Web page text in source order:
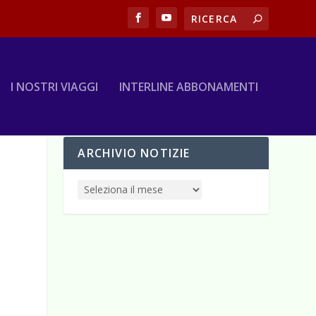
I NOSTRI VIAGGI INTERLINE ABBONAMENTI
ARCHIVIO NOTIZIE